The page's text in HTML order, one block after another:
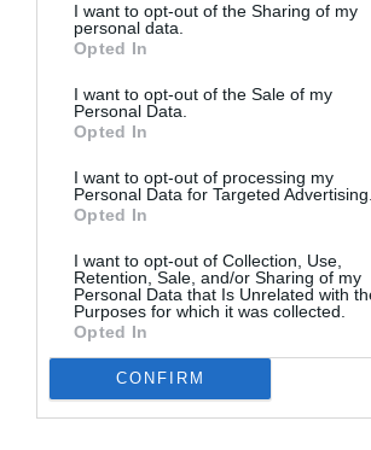
I want to opt-out of the Sharing of my
personal data.
Opted In
I want to opt-out of the Sale of my
Personal Data.
Opted In
I want to opt-out of processing my
Personal Data for Targeted Advertising.
Opted In
I want to opt-out of Collection, Use,
Retention, Sale, and/or Sharing of my
Personal Data that Is Unrelated with
Purposes for which it was collected.
Opted In
CONFIRM
Shôguna commenté :
9 mai
« China Airlines a annoncé un plan de
ses Boeing 737-800 »
Mon petit doigt me dit que Boeing va avoir
difficultés à vendre des monocouloirs dans
viennent…
Les 737 NG ne sont techniquement et
Quant aux 737 MAX, ces casseroles
sont devenus invendables, même à prix
Or, les monocouloirs constituent la part du
aéronautique des prochaines années.
Boeing n’a pas fini de payer son incurie
un avion dangereux dans sa cupide